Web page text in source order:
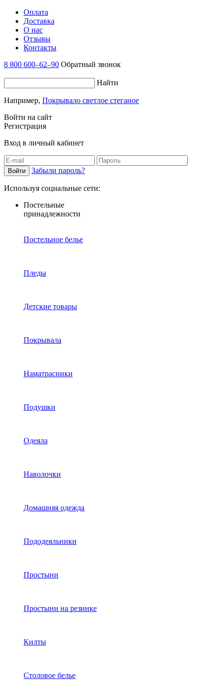
Оплата
Доставка
О нас
Отзывы
Контакты
8 800 600–62–90 Обратный звонок
Найти
Например, Покрывало светлое стеганое
Войти на сайт
Регистрация
Вход в личный кабинет
Забыли пароль?
Используя социальные сети:
Постельные
принадлежности
Постельное белье
Пледы
Детские товары
Покрывала
Наматрасники
Подушки
Одеяла
Наволочки
Домашняя одежда
Пододеяльники
Простыни
Простыни на резинке
Килты
Столовое белье